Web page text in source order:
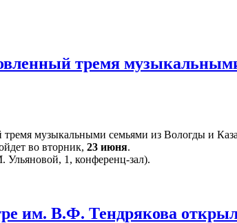
тремя
во вторник, 23 июня.
Ульяновой, 1, конференц-зал).
им. В.Ф. Тендрякова